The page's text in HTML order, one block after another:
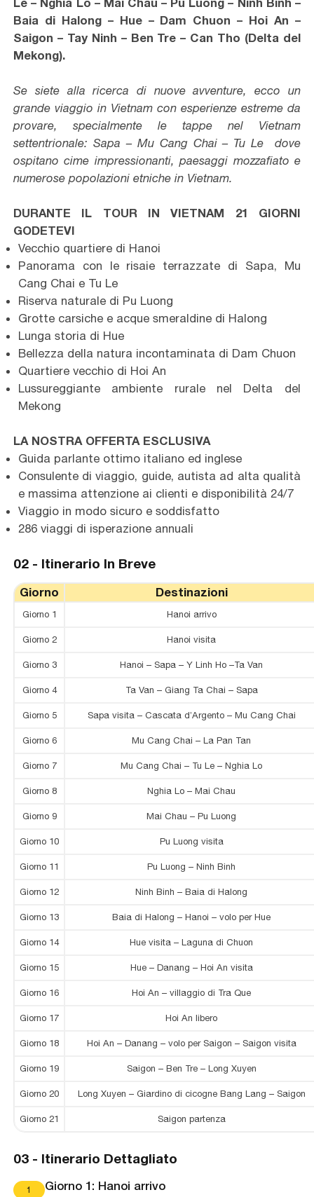
Le – Nghia Lo – Mai Chau – Pu Luong – Ninh Binh –
Baia di Halong – Hue – Dam Chuon – Hoi An –
Saigon – Tay Ninh – Ben Tre – Can Tho (Delta del
Mekong).
Se siete alla ricerca di nuove avventure, ecco un
grande viaggio in Vietnam con esperienze estreme da
provare, specialmente le tappe nel Vietnam
settentrionale: Sapa – Mu Cang Chai – Tu Le dove
ospitano cime impressionanti, paesaggi mozzafiato e
numerose popolazioni etniche in Vietnam.
DURANTE IL TOUR IN VIETNAM 21 GIORNI
GODETEVI
Vecchio quartiere di Hanoi
Panorama con le risaie terrazzate di Sapa, Mu
Cang Chai e Tu Le
Riserva naturale di Pu Luong
Grotte carsiche e acque smeraldine di Halong
Lunga storia di Hue
Bellezza della natura incontaminata di Dam Chuon
Quartiere vecchio di Hoi An
Lussureggiante ambiente rurale nel Delta del
Mekong
LA NOSTRA OFFERTA ESCLUSIVA
Guida parlante ottimo italiano ed inglese
Consulente di viaggio, guide, autista ad alta qualità
e massima attenzione ai clienti e disponibilità 24/7
Viaggio in modo sicuro e soddisfatto
286 viaggi di isperazione annuali
02 - Itinerario In Breve
Giorno Destinazioni
Giorno 1 Hanoi arrivo
Giorno 2 Hanoi visita
Giorno 3 Hanoi – Sapa – Y Linh Ho –Ta Van
Giorno 4 Ta Van – Giang Ta Chai – Sapa
Giorno 5 Sapa visita – Cascata d’Argento – Mu Cang Chai
Giorno 6 Mu Cang Chai – La Pan Tan
Giorno 7 Mu Cang Chai – Tu Le – Nghia Lo
Giorno 8 Nghia Lo – Mai Chau
Giorno 9 Mai Chau – Pu Luong
Giorno 10 Pu Luong visita
Giorno 11 Pu Luong – Ninh Binh
Giorno 12 Ninh Binh – Baia di Halong
Giorno 13 Baia di Halong – Hanoi – volo per Hue
Giorno 14 Hue visita – Laguna di Chuon
Giorno 15 Hue – Danang – Hoi An visita
Giorno 16 Hoi An – villaggio di Tra Que
Giorno 17 Hoi An libero
Giorno 18 Hoi An – Danang – volo per Saigon – Saigon visita
Giorno 19 Saigon – Ben Tre – Long Xuyen
Giorno 20 Long Xuyen – Giardino di cicogne Bang Lang – Saigon
Giorno 21 Saigon partenza
03 - Itinerario Dettagliato
1 Giorno 1: Hanoi arrivo